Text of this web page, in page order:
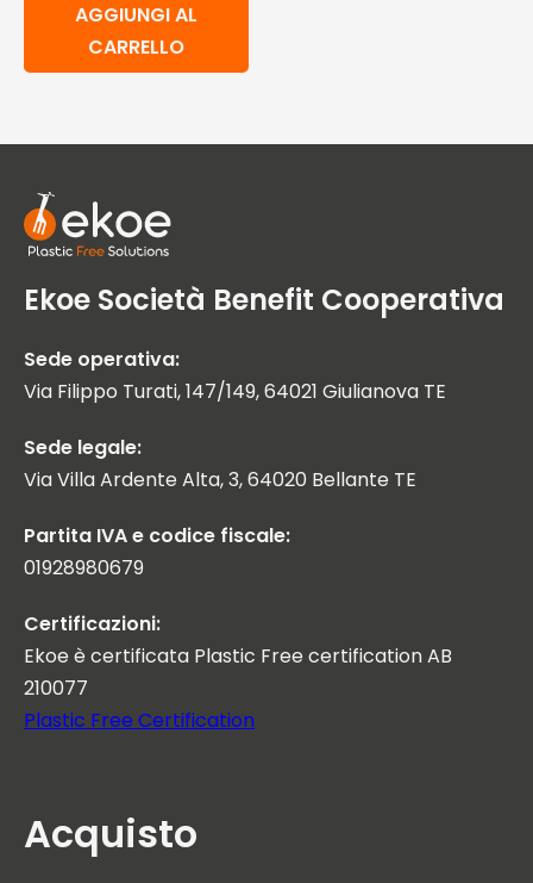
AGGIUNGI AL
CARRELLO
Ekoe Società Benefit Cooperativa
Sede operativa:
Via Filippo Turati, 147/149, 64021 Giulianova TE
Sede legale:
Via Villa Ardente Alta, 3, 64020 Bellante TE
Partita IVA e codice fiscale:
01928980679
Certificazioni:
Ekoe è certificata Plastic Free certification AB
210077
Plastic Free Certification
Acquisto